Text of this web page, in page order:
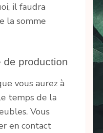
il faudra
la somme
de production
vous aurez à
temps de la
Vous
en contact